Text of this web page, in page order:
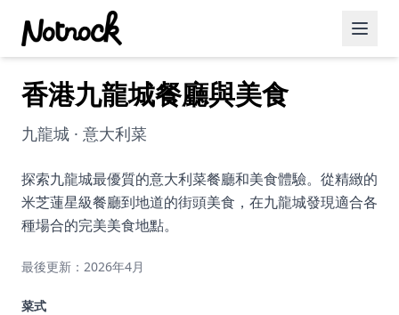
精選活動
博客文章
約會好去處
美食佳餚
香港九龍城餐廳與美食
九龍城 · 意大利菜
探索九龍城最優質的意大利菜餐廳和美食體驗。從精緻的
米芝蓮星級餐廳到地道的街頭美食，在九龍城發現適合各
種場合的完美美食地點。
最後更新：2026年4月
菜式